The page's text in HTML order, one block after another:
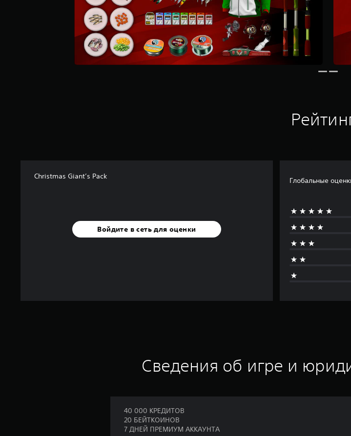
Christmas Giant’s Pack
Войдите в сеть для оценки
Глобальные
Сведения об игре и
40 000 КРЕДИТОВ
20 БЕЙТКОИНОВ
7 ДНЕЙ ПРЕМИУМ АККАУНТА